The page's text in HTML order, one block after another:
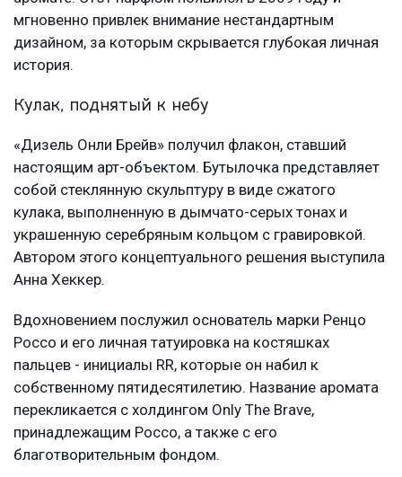
мгновенно привлек внимание нестандартным
дизайном, за которым скрывается глубокая личная
история.
Кулак, поднятый к небу
«Дизель Онли Брейв» получил флакон, ставший
настоящим арт-объектом. Бутылочка представляет
собой стеклянную скульптуру в виде сжатого
кулака, выполненную в дымчато-серых тонах и
украшенную серебряным кольцом с гравировкой.
Автором этого концептуального решения выступила
Анна Хеккер.
Вдохновением послужил основатель марки Ренцо
Россо и его личная татуировка на костяшках
пальцев - инициалы RR, которые он набил к
собственному пятидесятилетию. Название аромата
перекликается с холдингом Only The Brave,
принадлежащим Россо, а также с его
благотворительным фондом.